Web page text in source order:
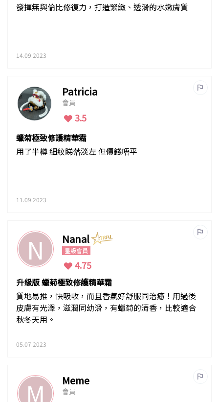
發揮無與倫比修復力，打造緊緻、透滑的水嫩膚質
14.09.2023
Patricia
會員
3.5
蠟菊極致修護精華霜
用了半樽 細紋睇落淡左 但價錢唔平
11.09.2023
N Nanal
星級會員
4.75
升級版 蠟菊極致修護精華霜
質地易推，快吸收，而且香氣好舒服同治癒！用過後
皮膚有光澤，滋潤同幼滑，有蠟菊的清香，比較適合
秋冬天用。
05.07.2023
M Meme
會員